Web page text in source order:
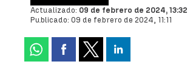
Actualizado: 09 de febrero de 2024, 13:32
Publicado: 09 de febrero de 2024, 11:11